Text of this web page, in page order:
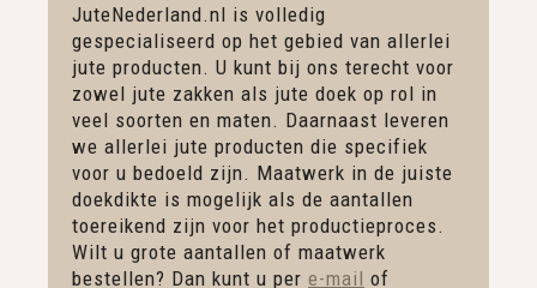
JuteNederland.nl is volledig
gespecialiseerd op het gebied van allerlei
jute producten. U kunt bij ons terecht voor
zowel jute zakken als jute doek op rol in
veel soorten en maten. Daarnaast leveren
we allerlei jute producten die specifiek
voor u bedoeld zijn. Maatwerk in de juiste
doekdikte is mogelijk als de aantallen
toereikend zijn voor het productieproces.
Wilt u grote aantallen of maatwerk
bestellen? Dan kunt u per e-mail of